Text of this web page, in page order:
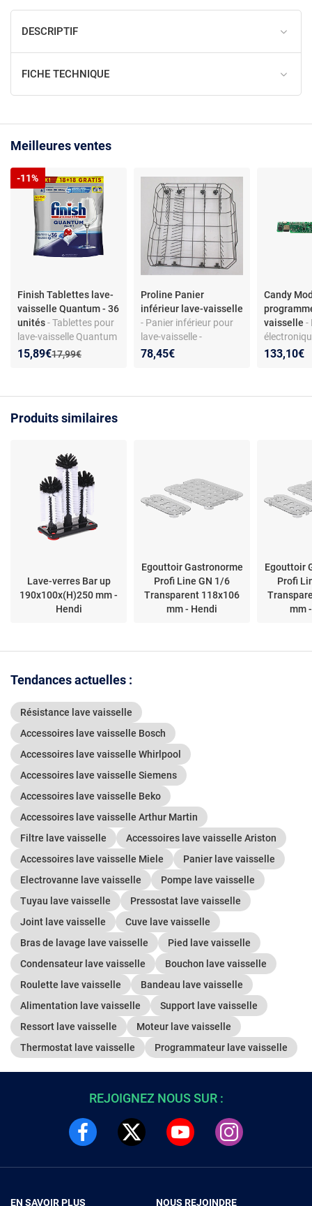
DESCRIPTIF
FICHE TECHNIQUE
Meilleures ventes
Finish Tablettes lave-
vaisselle Quantum - 36
unités- Tablettes pour
lave-vaisselle Quantum
- Action tout-en-un -
Ancien prix :
17,99€
Nouveau prix :
15,89€
Réduction de :
-11%
Proline Panier
inférieur lave-vaisselle
- Panier inférieur pour
lave-vaisselle -
Compatible Proline
78,45€
Candy
vaisselle-
vaisselle -
133,10€
Produits similaires
Lave-verres Bar up
190x100x(H)250 mm -
Hendi
Egouttoir Gastronorme
Profi Line GN 1/6
Transparent 118x106
mm - Hendi
Egouttoir
Profi
mm
Tendances actuelles :
Résistance lave vaisselle
Accessoires lave vaisselle Bosch
Accessoires lave vaisselle Whirlpool
Accessoires lave vaisselle Siemens
Accessoires lave vaisselle Beko
Accessoires lave vaisselle Arthur Martin
Filtre lave vaisselle
Accessoires lave vaisselle Ariston
Accessoires lave vaisselle Miele
Panier lave vaisselle
Electrovanne lave vaisselle
Pompe lave vaisselle
Tuyau lave vaisselle
Pressostat lave vaisselle
Joint lave vaisselle
Cuve lave vaisselle
Bras de lavage lave vaisselle
Pied lave vaisselle
Condensateur lave vaisselle
Bouchon lave vaisselle
Roulette lave vaisselle
Bandeau lave vaisselle
Alimentation lave vaisselle
Support lave vaisselle
Ressort lave vaisselle
Moteur lave vaisselle
Thermostat lave vaisselle
Programmateur lave vaisselle
REJOIGNEZ NOUS SUR :
EN SAVOIR PLUS NOUS REJOINDRE